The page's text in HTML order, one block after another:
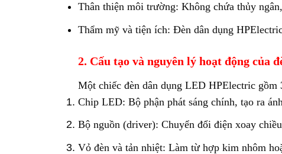
Thân thiện môi trường: Không chứa thủy
Thẩm mỹ và tiện ích: Đèn dân dụng
2. Cấu tạo và nguyên lý hoạt động của
Một chiếc đèn dân dụng LED HPElectric gồm
Chip LED: Bộ phận phát sáng chính, tạo ra
Bộ nguồn (driver): Chuyển đổi điện xoay
Vỏ đèn và tản nhiệt: Làm từ hợp kim nhôm